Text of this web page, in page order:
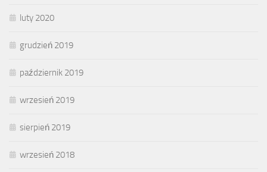
luty 2020
grudzień 2019
październik 2019
wrzesień 2019
sierpień 2019
wrzesień 2018